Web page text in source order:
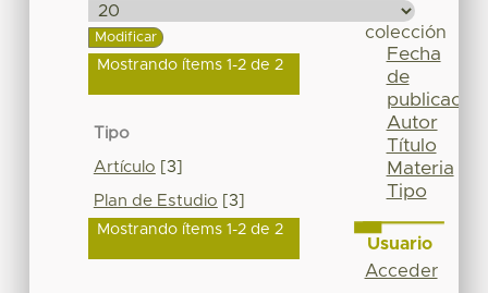
Mostrando ítems 1-2 de 2
Tipo
Artículo [3]
Plan de Estudio [3]
Mostrando ítems 1-2 de 2
colección
Fecha
de
publicación
Autor
Título
Materia
Tipo
Usuario
Acceder